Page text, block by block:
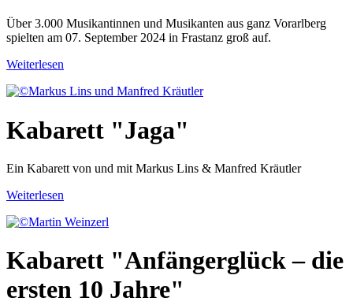
Über 3.000 Musikantinnen und Musikanten aus ganz Vorarlberg
spielten am 07. September 2024 in Frastanz groß auf.
Weiterlesen
Kabarett "Jaga"
Ein Kabarett von und mit Markus Lins & Manfred Kräutler
Weiterlesen
Kabarett "Anfängerglück – die
ersten 10 Jahre"